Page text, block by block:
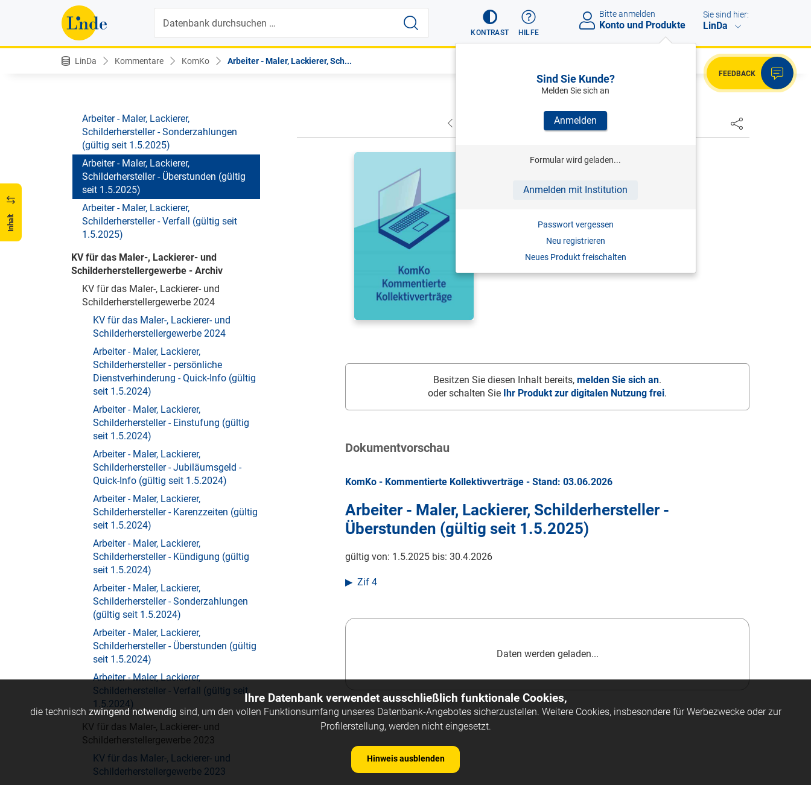
KONTRAST HILFE
Bitte anmelden
Konto und Produkte
Sind Sie Kunde?
Melden Sie sich an
Anmelden
Formular wird geladen...
Anmelden mit Institution
Passwort vergessen
Neu registrieren
Neues Produkt freischalten
Sie sind hier:
LinDa
LinDa Kommentare KomKo Arbeiter - Maler, Lackierer, Sch...
FEEDBACK
Inhalt
Quick-Info (gültig seit 1.5.2025)
Arbeiter - Maler, Lackierer,
Schilderhersteller - Karenzzeiten (gültig
seit 1.5.2025)
Arbeiter - Maler, Lackierer,
Schilderhersteller - Sonderzahlungen
(gültig seit 1.5.2025)
Arbeiter - Maler, Lackierer,
Schilderhersteller - Überstunden (gültig
seit 1.5.2025)
Arbeiter - Maler, Lackierer,
Schilderhersteller - Verfall (gültig seit
1.5.2025)
KV für das Maler-, Lackierer- und
Schilderherstellergewerbe - Archiv
KV für das Maler-, Lackierer- und
Schilderherstellergewerbe 2024
KV für das Maler-, Lackierer- und
Schilderherstellergewerbe 2024
Arbeiter - Maler, Lackierer,
Schilderhersteller - persönliche
Dienstverhinderung - Quick-Info (gültig
seit 1.5.2024)
Arbeiter - Maler, Lackierer,
Schilderhersteller - Einstufung (gültig
seit 1.5.2024)
Arbeiter - Maler, Lackierer,
Schilderhersteller - Jubiläumsgeld -
Quick-Info (gültig seit 1.5.2024)
Arbeiter - Maler, Lackierer,
Schilderhersteller - Karenzzeiten (gültig
seit 1.5.2024)
Arbeiter - Maler, Lackierer,
Schilderhersteller - Kündigung (gültig
seit 1.5.2024)
Arbeiter - Maler, Lackierer,
Schilderhersteller - Sonderzahlungen
(gültig seit 1.5.2024)
Arbeiter - Maler, Lackierer,
Schilderhersteller - Überstunden (gültig
seit 1.5.2024)
Arbeiter - Maler, Lackierer,
Schilderhersteller - Verfall (gültig seit
1.5.2024)
KV für das Maler-, Lackierer- und
Schilderherstellergewerbe 2023
KV für das Maler-, Lackierer- und
Schilderherstellergewerbe 2023
NÄCHSTER
HITZ/SCHRENK
Stand: 03.06.2026
Besitzen Sie diesen Inhalt bereits, melden Sie sich an.
oder schalten Sie Ihr Produkt zur digitalen Nutzung frei.
Dokumentvorschau
KomKo - Kommentierte Kollektivverträge - Stand: 03.06.2026
Arbeiter - Maler, Lackierer, Schilderhersteller -
Überstunden (gültig seit 1.5.2025)
gültig von: 1.5.2025 bis: 30.4.2026
Zif 4
Daten werden geladen...
Ihre Datenbank verwendet ausschließlich funktionale Cookies,
die technisch zwingend notwendig sind, um den vollen Funktionsumfang unseres Datenbank-Angebotes sicherzustellen. Weitere Cookies, insbesondere für Werbezwecke oder zur
Profilerstellung, werden nicht eingesetzt.
Hinweis ausblenden